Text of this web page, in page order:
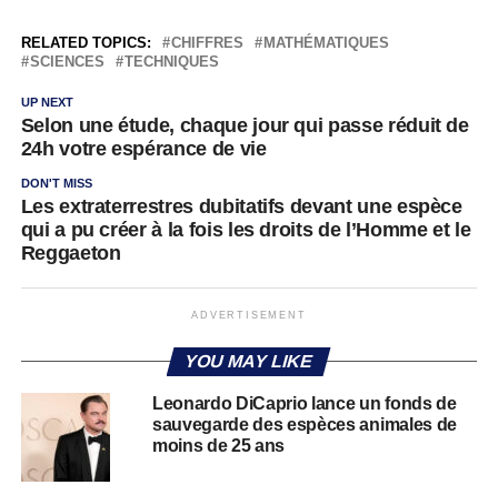
RELATED TOPICS: CHIFFRES
MATHÉMATIQUES
SCIENCES
TECHNIQUES
UP NEXT
Selon une étude, chaque jour qui passe réduit de
24h votre espérance de vie
DON'T MISS
Les extraterrestres dubitatifs devant une espèce
qui a pu créer à la fois les droits de l’Homme et le
Reggaeton
ADVERTISEMENT
YOU MAY LIKE
Leonardo DiCaprio lance un fonds de
sauvegarde des espèces animales de
moins de 25 ans